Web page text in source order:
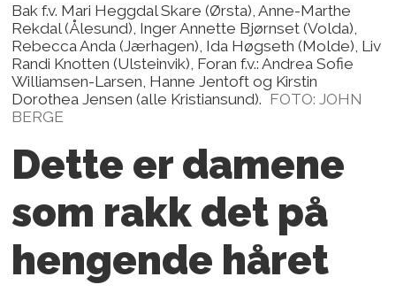
Bak f.v. Mari Heggdal Skare (Ørsta), Anne-Marthe
Rekdal (Ålesund), Inger Annette Bjørnset (Volda),
Rebecca Anda (Jærhagen), Ida Høgseth (Molde), Liv
Randi Knotten (Ulsteinvik), Foran f.v.: Andrea Sofie
Williamsen-Larsen, Hanne Jentoft og Kirstin
Dorothea Jensen (alle Kristiansund). FOTO: JOHN
BERGE
Dette er damene
som rakk det på
hengende håret